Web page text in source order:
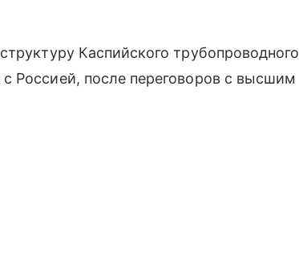
Каспийского трубопроводного
Россией, после переговоров с высшим